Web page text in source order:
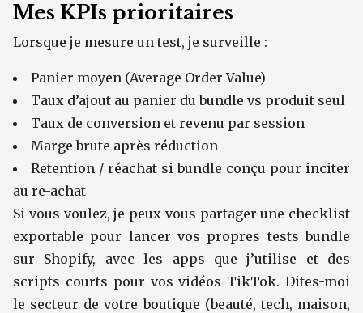
Mes KPIs prioritaires
Lorsque je mesure un test, je surveille :
Panier moyen (Average Order Value)
Taux d’ajout au panier du bundle vs produit seul
Taux de conversion et revenu par session
Marge brute après réduction
Retention / réachat si bundle conçu pour inciter
au re-achat
Si vous voulez, je peux vous partager une checklist
exportable pour lancer vos propres tests bundle
sur Shopify, avec les apps que j’utilise et des
scripts courts pour vos vidéos TikTok. Dites-moi
le secteur de votre boutique (beauté, tech, maison,